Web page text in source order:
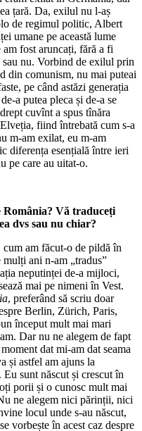
țară. Da, exilul nu l-aș
de regimul politic, Albert
umane pe această lume
am fost aruncați, fără a fi
sau nu. Vorbind de exilul prin
din comunism, nu mai puteai
pe când astăzi generația
a putea pleca și de-a se
cuvînt a spus tînăra
fiind întrebată cum s-a
m-am exilat, eu m-am
diferența esențială între ieri
pe care au uitat-o.
România? Vă traduceți
dvs sau nu chiar?
cum am făcut-o de pildă în
ani n-am „tradus”
neputinței de-a mijloci,
mai pe nimeni în Vest.
, preferând să scriu doar
Berlin, Zürich, Paris,
început mult mai mari
Dar nu ne alegem de fapt
dat mi-am dat seama
și astfel am ajuns la
sunt născut și crescut în
porii și o cunosc mult mai
ne alegem nici părinții, nici
locul unde s-au născut,
vorbește în acest caz despre